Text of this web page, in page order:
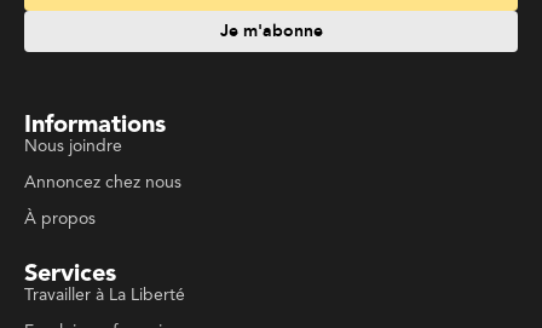
Suivez La Liberté
Code de conduite
Politique de confidentialité
Politique de droits d'auteurs